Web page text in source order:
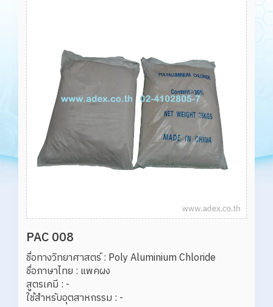
PAC 008
ชื่อทางวิทยาศาสตร์ : Poly Aluminium Chloride
ชื่อภาษาไทย : แพคผง
สูตรเคมี : -
ใช้สำหรับอุตสาหกรรม : -